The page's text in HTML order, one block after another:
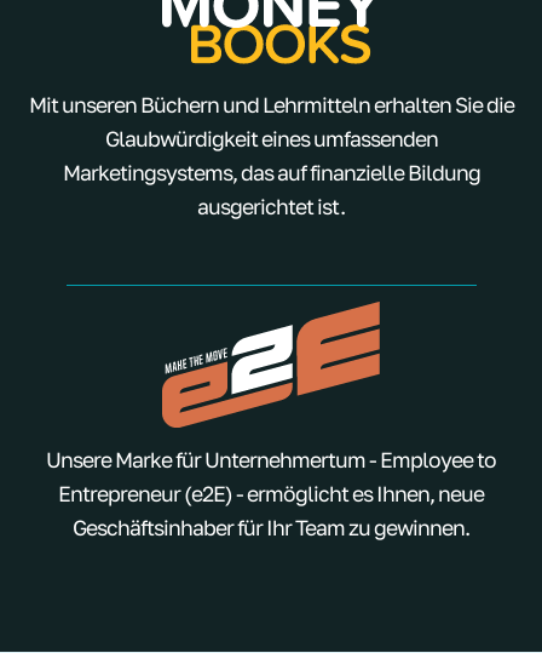
Mit unseren Büchern und Lehrmitteln erhalten Sie die
Glaubwürdigkeit eines umfassenden
Marketingsystems, das auf finanzielle Bildung
ausgerichtet ist.
Unsere Marke für Unternehmertum - Employee to
Entrepreneur (e2E) - ermöglicht es Ihnen, neue
Geschäftsinhaber für Ihr Team zu gewinnen.